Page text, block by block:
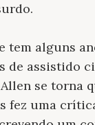
tem alguns
de assistido
se torna
fez uma